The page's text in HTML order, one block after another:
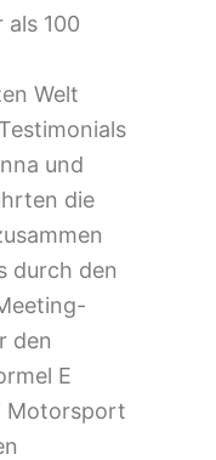
100
Welt
und
die
durch den
den
E
Motorsport